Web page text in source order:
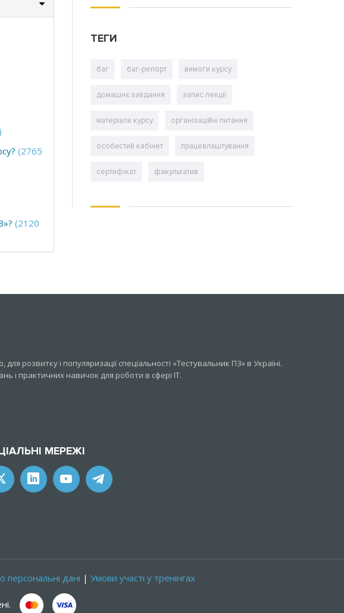
(2765
(2120
ТЕГИ
баг баг-репорт вимоги курсу
домашнє завдання запис лекції
матеріали курсу організаційні питання
особистий кабінет працевлаштування
сертифікат факультатив
розвитку і популяризації спеціальності «Тестувальник ПЗ» в Україні.
і практичних навичок для роботи в сфері IT.
МЕРЕЖІ
персональні дані | Умови участі у тренінгах